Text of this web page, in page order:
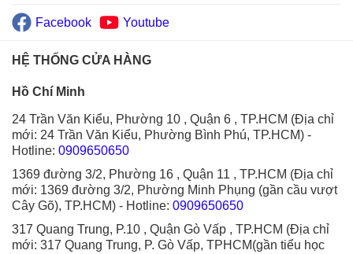
Facebook Youtube
HỆ THỐNG CỬA HÀNG
Hồ Chí Minh
24 Trần Văn Kiểu, Phường 10 , Quận 6 , TP.HCM (Địa chỉ
mới: 24 Trần Văn Kiểu, Phường Bình Phú, TP.HCM) -
Hotline: 0909650650
1369 đường 3/2, Phường 16 , Quận 11 , TP.HCM (Địa chỉ
mới: 1369 đường 3/2, Phường Minh Phụng (gần cầu vượt
Cây Gõ), TP.HCM) - Hotline: 0909650650
317 Quang Trung, P.10 , Quận Gò Vấp , TP.HCM (Địa chỉ
mới: 317 Quang Trung, P. Gò Vấp, TPHCM(gần tiểu học